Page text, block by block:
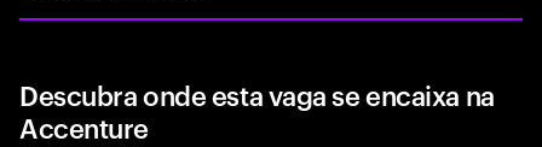
Descubra onde esta vaga se encaixa na
Accenture